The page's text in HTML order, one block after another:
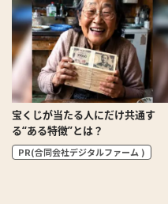
宝くじが当たる人にだけ共通す
る“ある特徴”とは？
PR(合同会社デジタルファーム )